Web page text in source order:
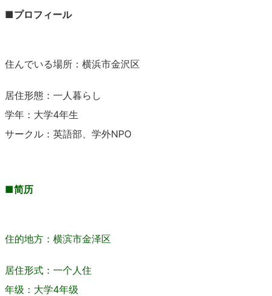
■プロフィール
住んでいる場所：横浜市金沢区
居住形態：一人暮らし
学年：大学4年生
サークル：英語部、学外NPO
■简历
住的地方：横滨市金泽区
居住形式：一个人住
年级：大学4年级